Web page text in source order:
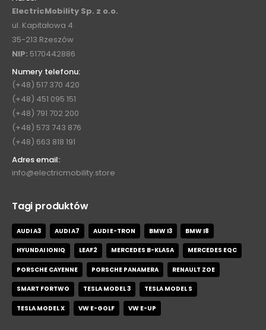
ElectricMobility Sp. z o.o.
ul. Kapitałowa 4
35-213 Rzeszów
NIP: 5170442886
Numery telefonu:
(+48) 517 370 420
(+48) 451 095 151
(+48) 791 702 200
(+48) 573 743 876
(+48) 663 818 191
Adres email:
info@electricmobility.store
Tagi produktów
AUDI A3 AUDI A7 AUDI E-TRON BMW I3 BMW I8
HYUNDAI IONIQ LEAF2 MERCEDES B-KLASA MERCEDES EQC
PORSCHE CAYENNE PORSCHE PANAMERA RENAULT ZOE
SMART FORTWO TESLA MODEL 3 TESLA MODEL S
TESLA MODEL X VW E-GOLF VW E-UP